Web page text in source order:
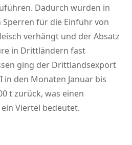
Dadurch wurden in
für die Einfuhr von
verhängt und der Absatz
in Drittländern fast
ging der Drittlandsexport
in den Monaten Januar bis
t zurück, was einen
Viertel bedeutet.